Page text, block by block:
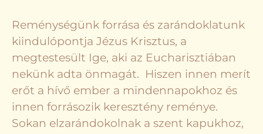
Reménységünk forrása és zarándoklatunk
kiindulópontja Jézus Krisztus, a
megtestesült Ige, aki az Eucharisztiában
nekünk adta önmagát. Hiszen innen merít
erőt a hívő ember a mindennapokhoz és
innen forrásozik keresztény reménye.
Sokan elzarándokolnak a szent kapukhoz,